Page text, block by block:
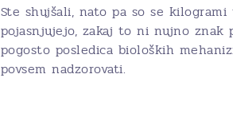
Ste shujšali, nato pa so se
pojasnjujejo, zakaj to ni nujno znak
pogosto posledica bioloških
povsem nadzorovati.